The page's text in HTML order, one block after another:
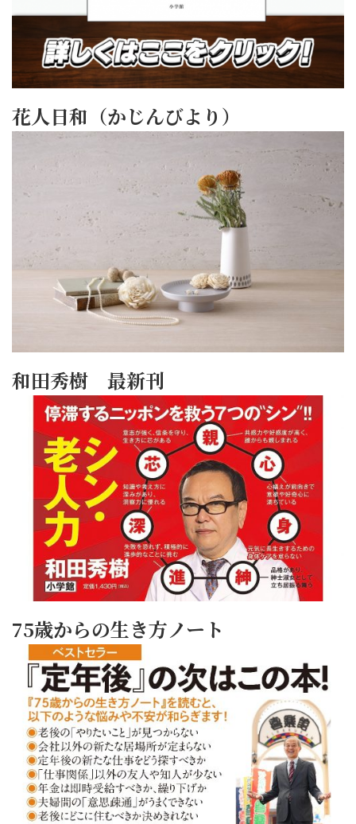
花人日和（かじんびより）
和田秀樹 最新刊
75歳からの生き方ノート